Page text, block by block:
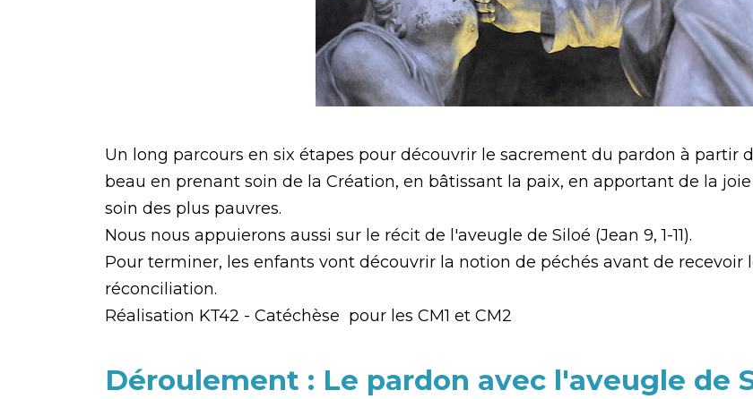
Un long parcours en six étapes pour découvrir le sacrement du pardon à
beau en prenant soin de la Création, en bâtissant la paix, en apportant de la
soin des plus pauvres.
Nous nous appuierons aussi sur le récit de l'aveugle de Siloé (Jean 9, 1-11).
Pour terminer, les enfants vont découvrir la notion de péchés avant de
réconciliation.
Réalisation KT42 - Catéchèse pour les CM1 et CM2
Déroulement : Le pardon avec l'aveugle de